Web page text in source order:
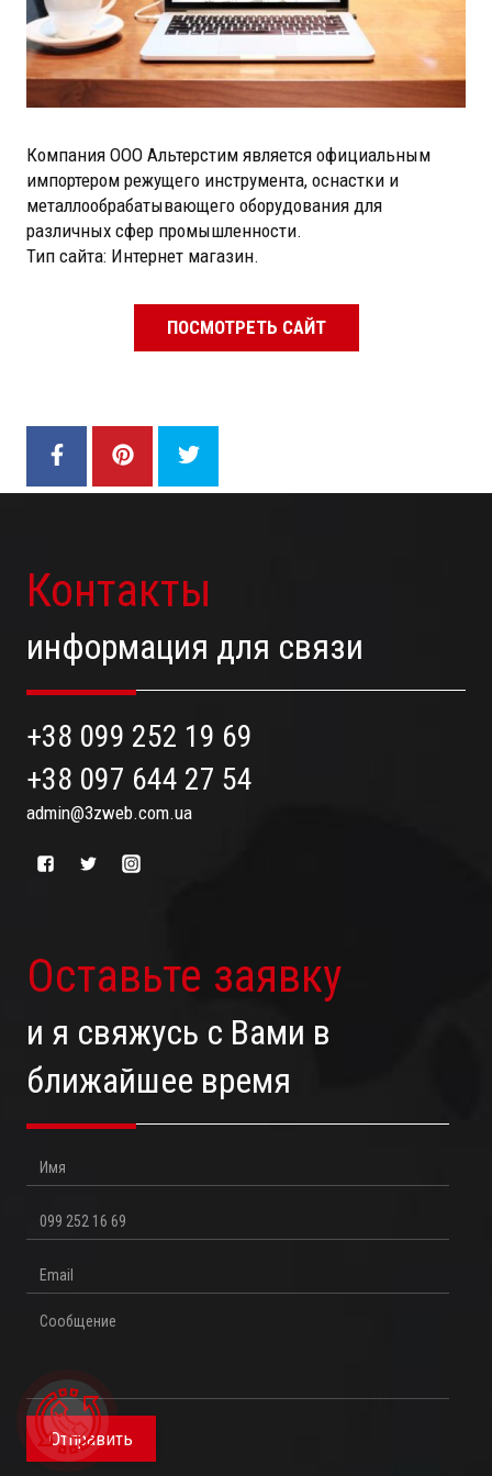
Компания ООО Альтерстим является официальным
импортером режущего инструмента, оснастки и
металлообрабатывающего оборудования для
различных сфер промышленности.
Тип сайта: Интернет магазин.
ПОСМОТРЕТЬ САЙТ
Контакты
информация для связи
+38 099 252 19 69
+38 097 644 27 54
admin@3zweb.com.ua
Оставьте заявку
и я свяжусь с Вами в
ближайшее время
Имя
Телефон
Email
Сообщение